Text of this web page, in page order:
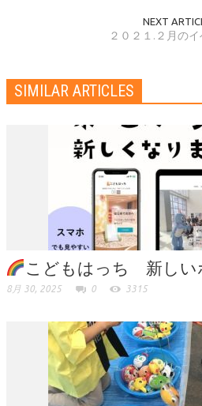
NEXT
２０２１.２月のイ
SIMILAR ARTICLES
こどもはっち 新しい
8月 30, 2025 0 3315